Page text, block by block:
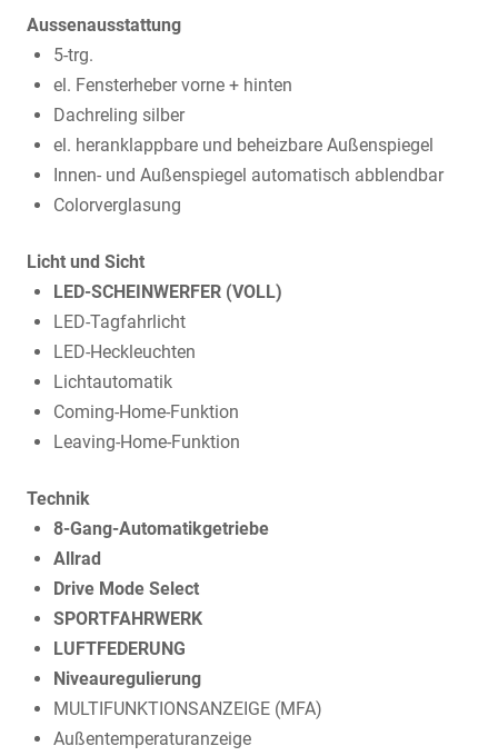
Aussenausstattung
5-trg.
el. Fensterheber vorne + hinten
Dachreling silber
el. heranklappbare und beheizbare Außenspiegel
Innen- und Außenspiegel automatisch abblendbar
Colorverglasung
Licht und Sicht
LED-SCHEINWERFER (VOLL)
LED-Tagfahrlicht
LED-Heckleuchten
Lichtautomatik
Coming-Home-Funktion
Leaving-Home-Funktion
Technik
8-Gang-Automatikgetriebe
Allrad
Drive Mode Select
SPORTFAHRWERK
LUFTFEDERUNG
Niveauregulierung
MULTIFUNKTIONSANZEIGE (MFA)
Außentemperaturanzeige